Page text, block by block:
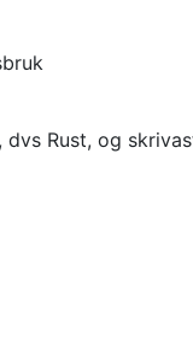
, dvs Rust, og